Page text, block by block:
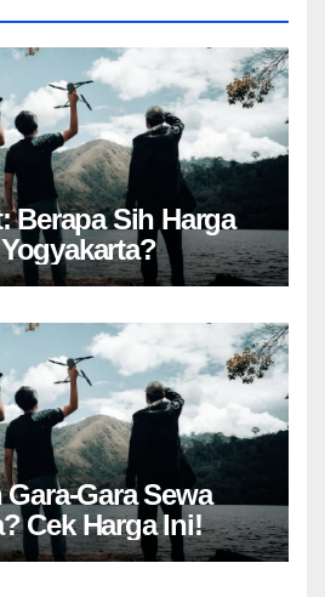
Berapa Sih Harga
Gara Sewa
Cek Harga Ini!